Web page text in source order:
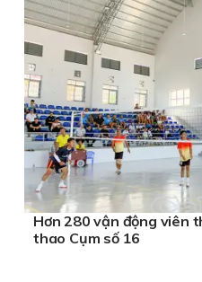
Hơn 280 vận động viên
thao Cụm số 16